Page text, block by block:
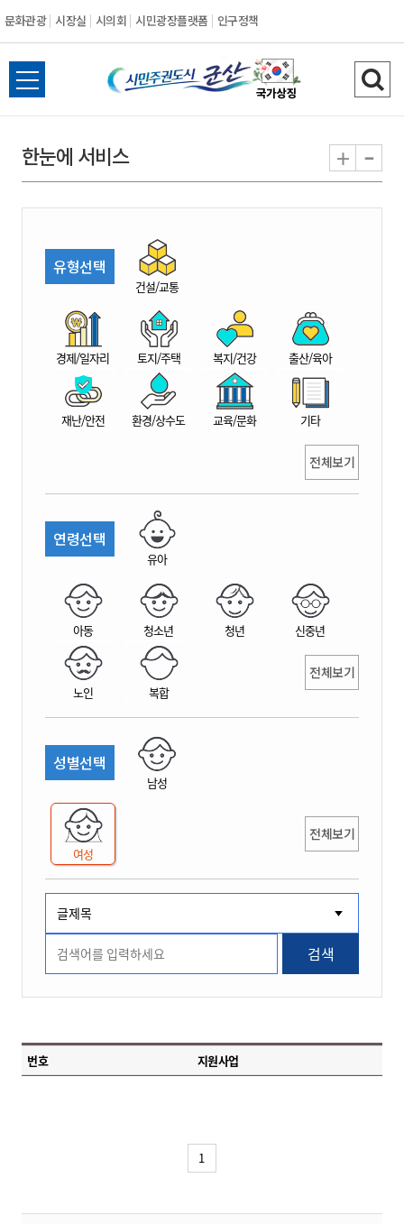
문화관광 시장실 시의회 시민광장플랫폼 인구정책
시
민
권
시
산
전
체
뉴
열
검
색
기
한눈에 서비스 + -
유형선택
건설/교통
경제/일자리 토지/주택 복지/건강 출산/육아
재난/안전 환경/상수도 교육/문화 기타
전체보기
연령선택
유아
아동 청소년 청년 신중년
노인 복합
전체보기
성별선택
남성
여성
전체보기
검색
번호 지원사업
1